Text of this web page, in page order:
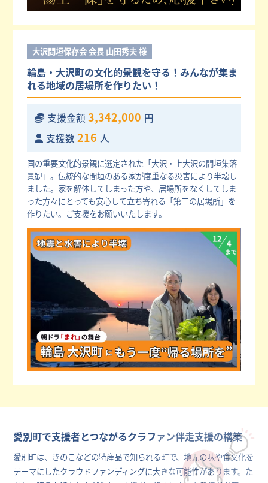
大沢間垣保存会 会長 山田秀夫 様
輪島・大沢町の文化的景観を守る！みんなが集ま
れる地域の居場所を作りたい！
支援金額 3,342,000 円
支援数 216 人
国の重要文化的景観に選定された「大沢・上大沢の間垣集落
景観」。伝統的な間垣のある家が度重なる災害により半壊し
ました。家を解体してしまった方や、居場所をなくしてしま
った方々にとっても安心して立ち寄れる「第二の居場所」を
作りたい。ご支援をお願いいたします。
愛別町で支援者とつながるクラファン伴走支援の構築
愛別町は、きのこなどの特産品で知られる町で、地元の味や食文化を
テーマにしたクラウドファンディングに大きな可能性があります。た